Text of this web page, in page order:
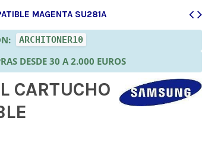
MAGENTA SU281A
ARCHITONER10
DESDE 30 A 2.000 EUROS